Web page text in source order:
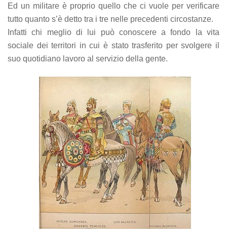
Ed un militare è proprio quello che ci vuole per verificare
tutto quanto s’è detto tra i tre nelle precedenti circostanze.
Infatti chi meglio di lui può conoscere a fondo la vita
sociale dei territori in cui è stato trasferito per svolgere il
suo quotidiano lavoro al servizio della gente.
you visit our
site, you
increase the
chance of
seeing
personalized
content and